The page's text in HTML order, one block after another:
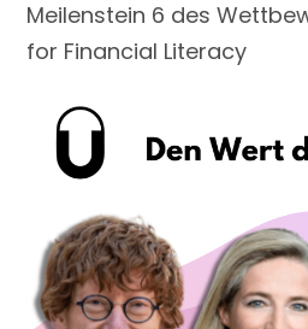
Meilenstein 6 des
for Financial Literacy